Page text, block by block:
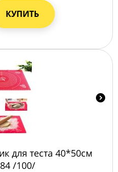
КУПИТЬ
для теста 40*50см
/100/